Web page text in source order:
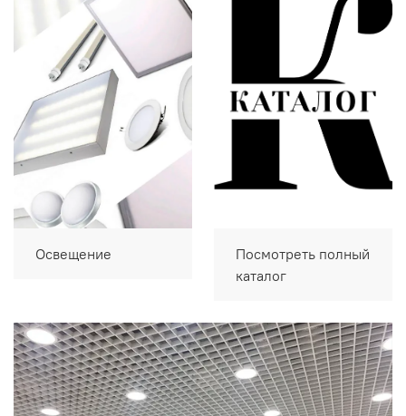
Освещение
Посмотреть полный
каталог